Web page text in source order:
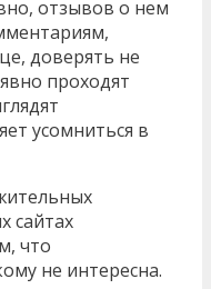
отзывов о нем
доверять не
проходят
усомниться в
сайтах
что
не интересна.